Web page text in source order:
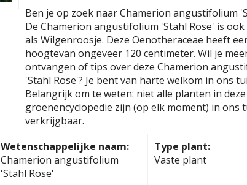
Ben je op zoek naar Chamerion angustifolium
De Chamerion angustifolium 'Stahl Rose' is ook
als Wilgenroosje. Deze Oenotheraceae heeft
hoogtevan ongeveer 120 centimeter. Wil je
ontvangen of tips over deze Chamerion
'Stahl Rose'? Je bent van harte welkom in ons
Belangrijk om te weten: niet alle planten in deze
groenencyclopedie zijn (op elk moment) in ons
verkrijgbaar.
Wetenschappelijke naam:
Chamerion angustifolium
'Stahl Rose'
Type plant:
Vaste plant